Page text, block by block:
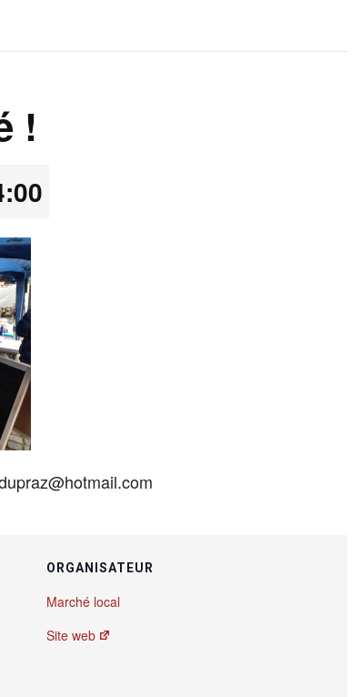
!
ORGANISATEUR
Marché local
Site web